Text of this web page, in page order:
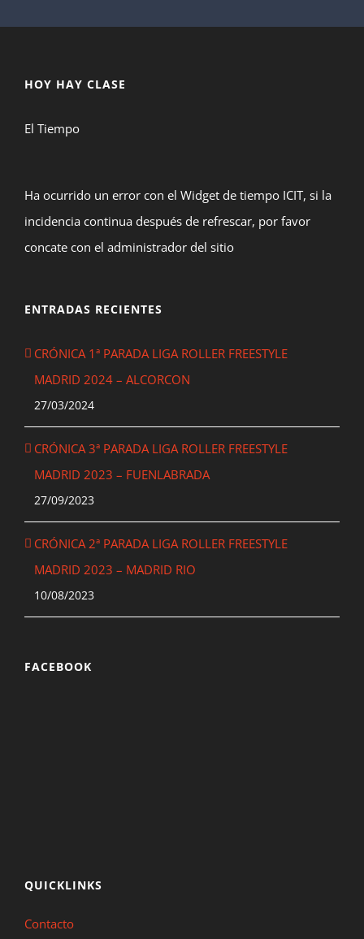
HOY HAY CLASE
El Tiempo
Ha ocurrido un error con el Widget de tiempo ICIT, si la
incidencia continua después de refrescar, por favor
concate con el administrador del sitio
ENTRADAS RECIENTES
CRÓNICA 1ª PARADA LIGA ROLLER FREESTYLE
MADRID 2024 – ALCORCON
27/03/2024
CRÓNICA 3ª PARADA LIGA ROLLER FREESTYLE
MADRID 2023 – FUENLABRADA
27/09/2023
CRÓNICA 2ª PARADA LIGA ROLLER FREESTYLE
MADRID 2023 – MADRID RIO
10/08/2023
FACEBOOK
QUICKLINKS
Contacto